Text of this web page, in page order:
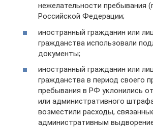
нежелательности пребывания
Российской Федерации;
иностранный гражданин или
гражданства использовали
документы;
иностранный гражданин или
гражданства в период своего
пребывания в РФ уклонились
или административного
возместили расходы,
административным